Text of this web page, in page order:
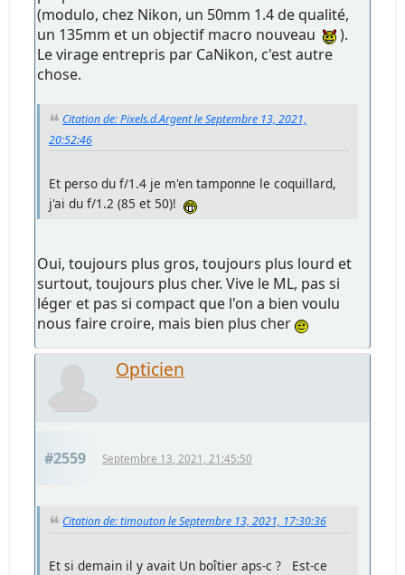
(modulo, chez Nikon, un 50mm 1.4 de qualité,
un 135mm et un objectif macro nouveau
).
Le virage entrepris par CaNikon, c'est autre
chose.
Citation de: Pixels.d.Argent le Septembre 13, 2021,
20:52:46
Et perso du f/1.4 je m'en tamponne le coquillard,
j'ai du f/1.2 (85 et 50)!
Oui, toujours plus gros, toujours plus lourd et
surtout, toujours plus cher. Vive le ML, pas si
léger et pas si compact que l'on a bien voulu
nous faire croire, mais bien plus cher
Opticien
#2559 Septembre 13, 2021, 21:45:50
Citation de: timouton le Septembre 13, 2021, 17:30:36
Et si demain il y avait Un boîtier aps-c ? Est-ce